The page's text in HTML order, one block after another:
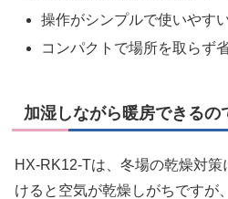
操作がシンプルで使いやす
コンパクトで場所を取らず
加湿しながら暖房できるの
HX-RK12-Tは、冬場の乾燥対
けると空気が乾燥しがちですが